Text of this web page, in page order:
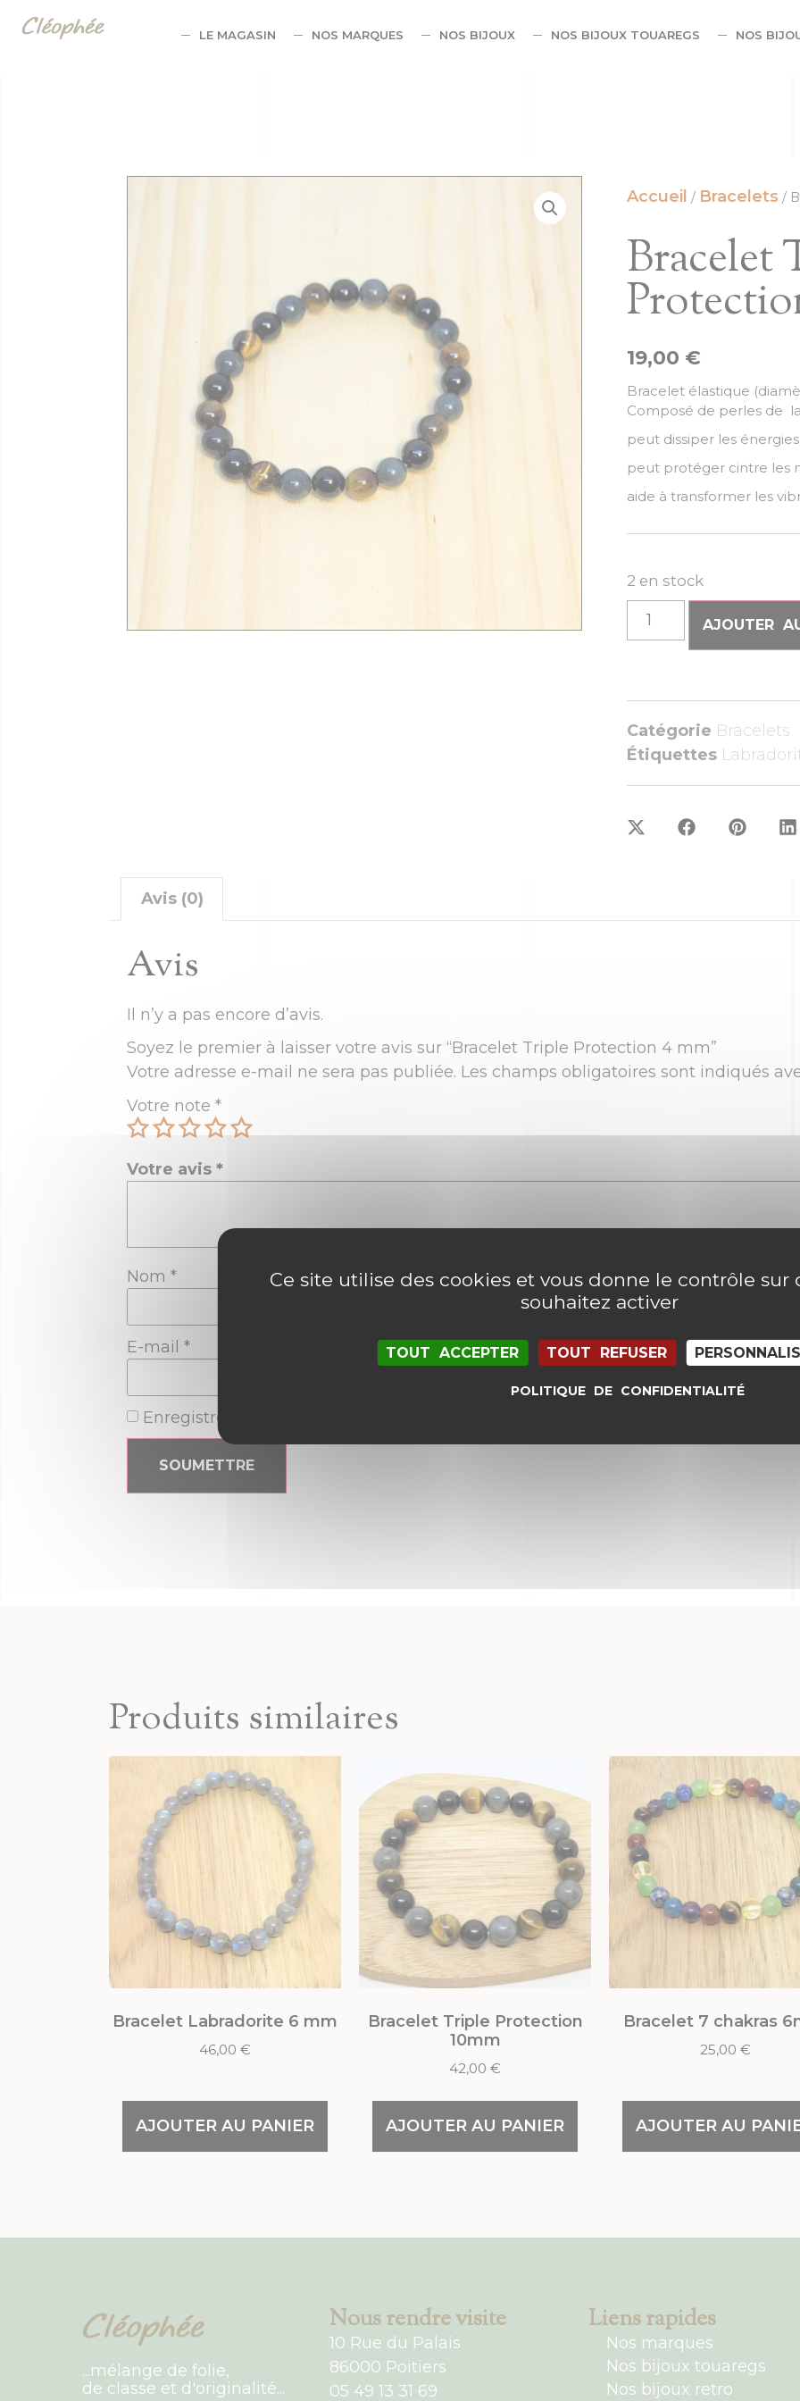
LE MAGASIN NOS MARQUES NOS BIJOUX NOS BIJOUX TOUAREGS NOS
Accueil / Bracelets /
Bracelet
19,00 €
Bracelet élastique
Composé de perles de
peut dissiper les
peut protéger cintre les
aide à transformer les
2 en stock
AJOUTER
Catégorie Bracelets
Étiquettes
Avis (0)
Avis
Il n’y a pas encore d’avis.
Soyez le premier à laisser votre avis sur “Bracelet Triple Protection 4 mm”
Votre adresse e-mail ne sera pas publiée. Les champs obligatoires sont indiqués
Votre note *
Votre avis *
Nom *
E-mail *
Enregistrer mon nom, mon e-mail et mon site dans le navigateur pour mon
Produits similaires
Bracelet Labradorite 6 mm
46,00 €
AJOUTER AU PANIER
Bracelet Triple Protection
10mm
42,00 €
AJOUTER AU PANIER
Bracelet 7 chakras
25,00 €
AJOUTER AU
...mélange de folie,
de classe et d'originalité...
Nous rendre visite
10 Rue du Palais
86000 Poitiers
05 49 13 31 69
Liens rapides
Nos marques
Nos bijoux touaregs
Nos bijoux retro
Ce site utilise des cookies et vous donne le contrôle sur
souhaitez activer
TOUT ACCEPTER TOUT REFUSER
POLITIQUE DE CONFIDENTIALITÉ